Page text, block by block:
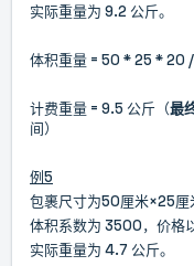
实际重量为 9.2 公斤。
体积重量 = 50 * 25 * 20
计费重量 = 9.5 公斤（最
间）
例5
包裹尺寸为50厘米×25厘
体积系数为 3500，价格
实际重量为 4.7 公斤。